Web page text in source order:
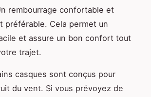
rembourrage confortable et
préférable. Cela permet un
et assure un bon confort tout
trajet.
casques sont conçus pour
du vent. Si vous prévoyez de